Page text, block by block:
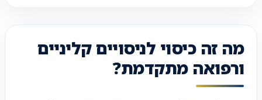
מה זה כיסוי לניסויים קליניים
ורפואה מתקדמת?